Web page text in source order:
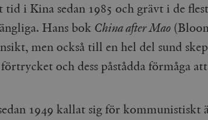
i Kina sedan 1985 och grävt i de
Hans bok China after Mao
men också till en hel del sund
och dess påstådda förmåga
1949 kallat sig för kommunistiskt